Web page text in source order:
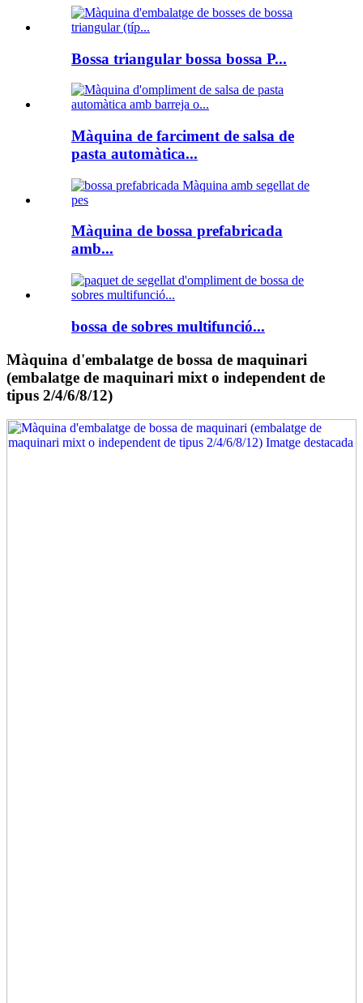
Bossa triangular bossa bossa P...
Màquina de farciment de salsa de
pasta automàtica...
Màquina de bossa prefabricada
amb...
bossa de sobres multifunció...
Màquina d'embalatge de bossa de maquinari
(embalatge de maquinari mixt o independent de
tipus 2/4/6/8/12)